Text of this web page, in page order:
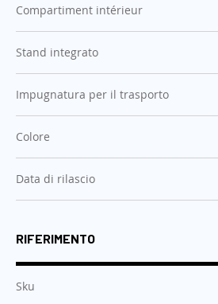
Compartiment intérieur
Stand integrato
Impugnatura per il trasporto
Colore
Data di rilascio
RIFERIMENTO
Sku